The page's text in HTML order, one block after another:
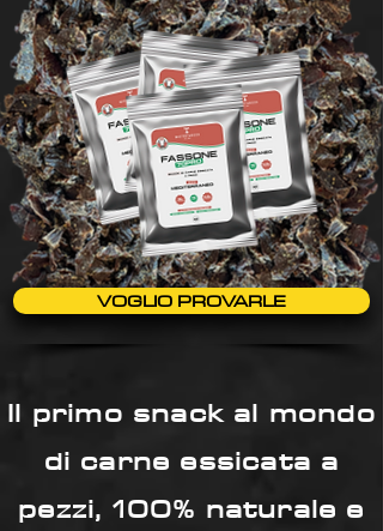
VOGLIO PROVARLE
Il primo snack al mondo
di carne essicata a
pezzi, 100% naturale e